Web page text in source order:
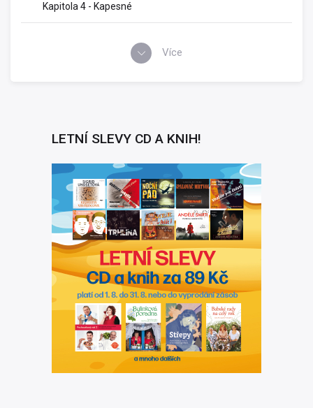
Kapitola 4 - Kapesné
Více
LETNÍ SLEVY CD A KNIH!